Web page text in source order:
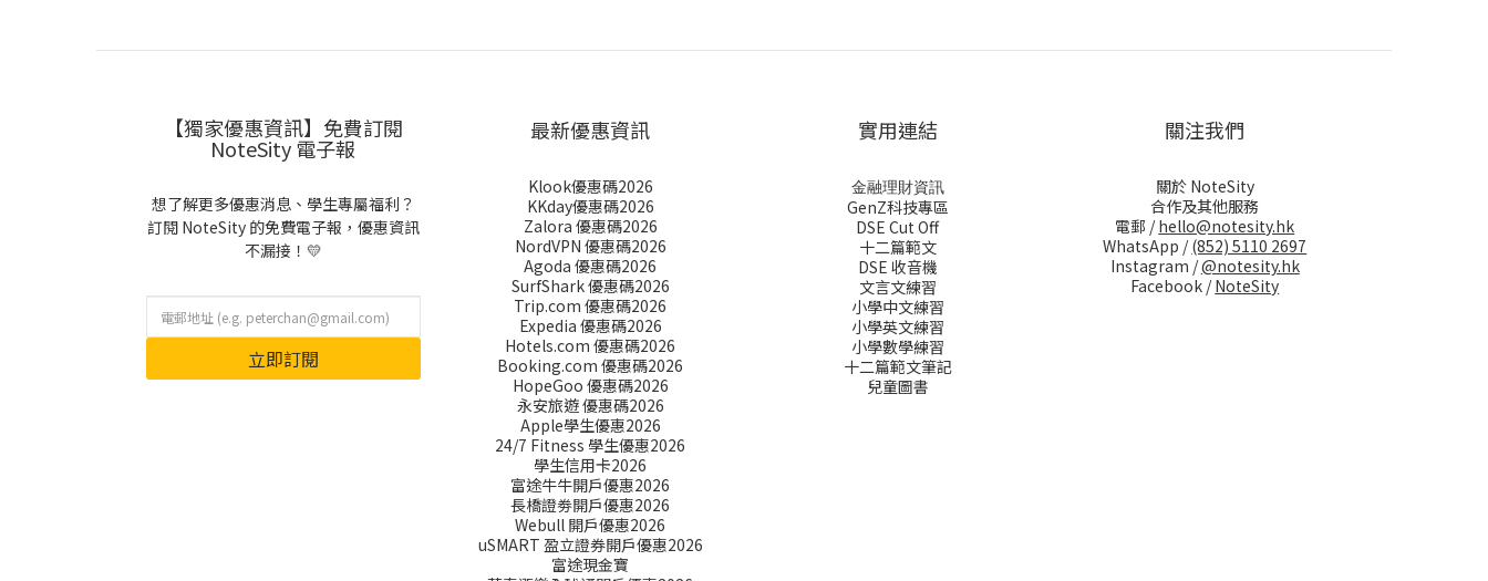
【獨家優惠資訊】免費訂閱
NoteSity 電子報
想了解更多優惠消息、學生專屬福利？
訂閱 NoteSity 的免費電子報，優惠資訊
不漏接！💛
立即訂閱
最新優惠資訊
Klook優惠碼2026
KKday優惠碼2026
Zalora 優惠碼2026
NordVPN 優惠碼2026
Agoda 優惠碼2026
SurfShark 優惠碼2026
Trip.com 優惠碼2026
Expedia 優惠碼2026
Hotels.com 優惠碼2026
Booking.com 優惠碼2026
HopeGoo 優惠碼2026
永安旅遊 優惠碼2026
Apple學生優惠2026
24/7 Fitness 學生優惠2026
學生信用卡2026
富途牛牛開戶優惠2026
長橋證劵開戶優惠2026
Webull 開戶優惠2026
uSMART 盈立證券開戶優惠2026
富途現金寶
實用連結
金融理財資訊
GenZ科技專區
DSE Cut Off
十二篇範文
DSE 收音機
文言文練習
小學中文練習
小學英文練習
小學數學練習
十二篇範文筆記
兒童圖書
關注我們
關於 NoteSity
合作及其他服務
電郵 /hello@notesity.hk
WhatsApp /(852) 5110 2697
Instagram /@notesity.hk
Facebook /NoteSity